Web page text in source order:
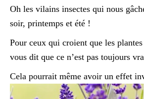
Oh les vilains insectes qui nous
soir, printemps et été !
Pour ceux qui croient que les
vous dit que ce n’est pas toujours
Cela pourrait même avoir un effet